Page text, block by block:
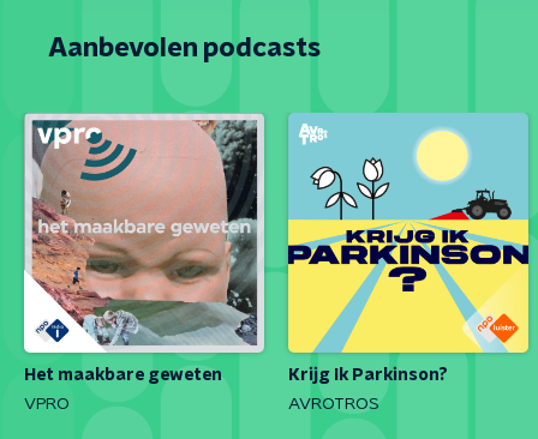
Aanbevolen podcasts
Het maakbare geweten
VPRO
Krijg Ik Parkinson?
AVROTROS